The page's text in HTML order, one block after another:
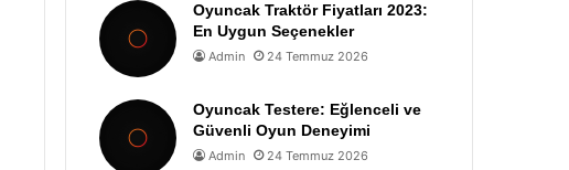
Oyuncak Traktör Fiyatları 2023:
En Uygun Seçenekler
Admin 24 Temmuz 2026
Oyuncak Testere: Eğlenceli ve
Güvenli Oyun Deneyimi
Admin 24 Temmuz 2026